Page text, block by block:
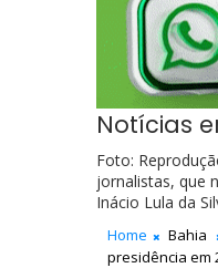
Notícias
Foto:
jornalistas, que
Inácio Lula da
Home Bahia
presidência em